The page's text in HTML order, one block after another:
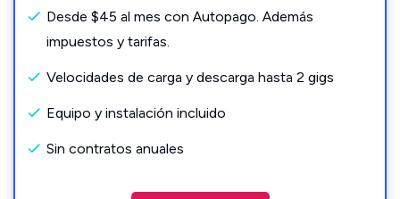
Desde $45 al mes con Autopago. Además
impuestos y tarifas.
Velocidades de carga y descarga hasta 2 gigs
Equipo y instalación incluido
Sin contratos anuales